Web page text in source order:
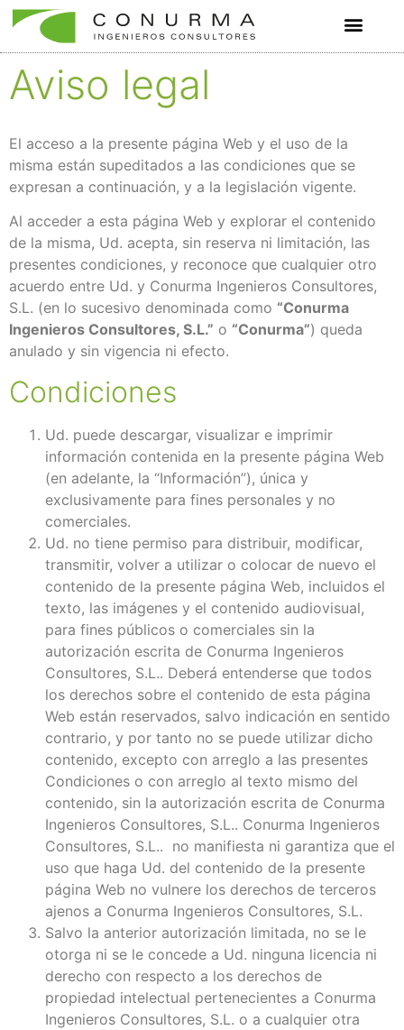
Aviso legal
El acceso a la presente página Web y el uso de la
misma están supeditados a las condiciones que se
expresan a continuación, y a la legislación vigente.
Al acceder a esta página Web y explorar el contenido
de la misma, Ud. acepta, sin reserva ni limitación, las
presentes condiciones, y reconoce que cualquier otro
acuerdo entre Ud. y Conurma Ingenieros Consultores,
S.L. (en lo sucesivo denominada como “Conurma
Ingenieros Consultores, S.L.” o “Conurma”) queda
anulado y sin vigencia ni efecto.
Condiciones
Ud. puede descargar, visualizar e imprimir
información contenida en la presente página Web
(en adelante, la “Información”), única y
exclusivamente para fines personales y no
comerciales.
Ud. no tiene permiso para distribuir, modificar,
transmitir, volver a utilizar o colocar de nuevo el
contenido de la presente página Web, incluidos el
texto, las imágenes y el contenido audiovisual,
para fines públicos o comerciales sin la
autorización escrita de Conurma Ingenieros
Consultores, S.L.. Deberá entenderse que todos
los derechos sobre el contenido de esta página
Web están reservados, salvo indicación en sentido
contrario, y por tanto no se puede utilizar dicho
contenido, excepto con arreglo a las presentes
Condiciones o con arreglo al texto mismo del
contenido, sin la autorización escrita de Conurma
Ingenieros Consultores, S.L.. Conurma Ingenieros
Consultores, S.L.. no manifiesta ni garantiza que el
uso que haga Ud. del contenido de la presente
página Web no vulnere los derechos de terceros
ajenos a Conurma Ingenieros Consultores, S.L.
Salvo la anterior autorización limitada, no se le
otorga ni se le concede a Ud. ninguna licencia ni
derecho con respecto a los derechos de
propiedad intelectual pertenecientes a Conurma
Ingenieros Consultores, S.L. o a cualquier otra